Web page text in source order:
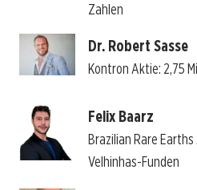
Zahlen
Dr. Robert Sasse
Kontron Aktie: 2,75
Felix Baarz
Brazilian Rare
Velhinhas-Funden